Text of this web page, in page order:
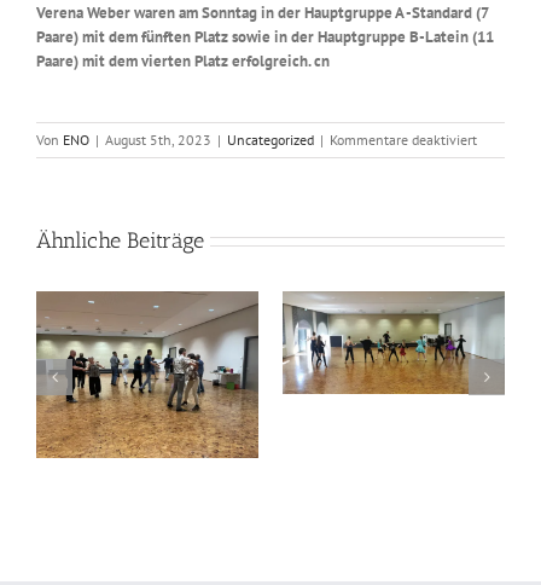
Verena Weber waren am Sonntag in der Hauptgruppe A -Standard (7
Paare) mit dem fünften Platz sowie in der Hauptgruppe B-Latein (11
Paare) mit dem vierten Platz erfolgreich. cn
Von ENO | August 5th, 2023 | Uncategorized | Kommentare deaktiviertfür
Ähnliche Beiträge